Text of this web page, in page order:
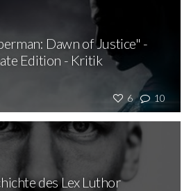
6 10
Dawn of Justice" -
Edition - Kritik
des Lex Luthor